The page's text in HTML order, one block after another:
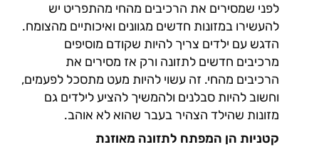
לפני שמסירים את הרכיבים מהחי מהתפריט יש
להעשירו במזונות חדשים מגוונים ואיכותיים מהצומח.
הדגש עם ילדים צריך להיות שקודם מוסיפים
מרכיבים חדשים לתזונה ורק אז מסירים את
הרכיבים מהחי. זה עשוי להיות מעט מתסכל לפעמים,
וחשוב להיות סבלנים ולהמשיך להציע לילדים גם
מזונות שהילד הצהיר בעבר שהוא לא אוהב.
קטניות הן המפתח לתזונה מאוזנת